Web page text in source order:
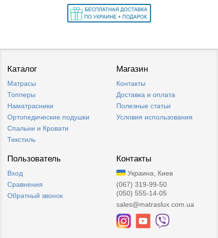
Каталог
Матрасы
Топперы
Наматрасники
Ортопедические подушки
Спальни и Кровати
Текстиль
Магазин
Контакты
Доставка и оплата
Полезные статьи
Условия использования
Пользователь
Вход
Сравнения
Обратный звонок
Контакты
Украина, Киев
(067) 319-99-50
(050) 555-14-05
sales@matraslux.com.ua